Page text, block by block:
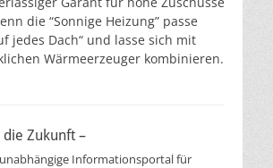
die “Sonnige Heizung” passe
jedes Dach“ und lasse sich mit
Wärmeerzeuger kombinieren.
die Zukunft –
unabhängige Informationsportal für